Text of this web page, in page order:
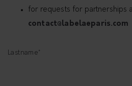
for requests for partnerships
contact@labelaeparis.com
Lastname*